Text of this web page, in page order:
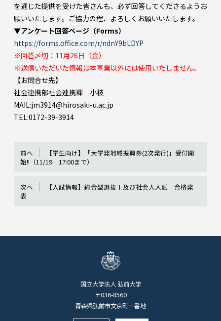
を通じた提供を受けた皆さんも、必ず回答してくださるようお
願いいたします。ご協力の程、よろしくお願いいたします。
▼アンケート回答ページ（Forms）
https://forms.office.com/r/ndnY9bLDYP
※回答〆切：11月26日（金）
※送信いただいた情報は本事業以外には使用いたしません。
【お問合せ先】
社会連携部社会連携課 小枝
MAIL:jm3914@hirosaki-u.ac.jp
TEL:0172-39-3914
前へ
【学生向け】「大学発地域振興券(2次発行)」受付開
始!!（11/19 17:00まで）
次へ
【入試情報】総合型選抜Ⅰ及び社会人入試 合格発
表
国立大学法人 弘前大学
〒036-8560
青森県弘前市文京町一番地